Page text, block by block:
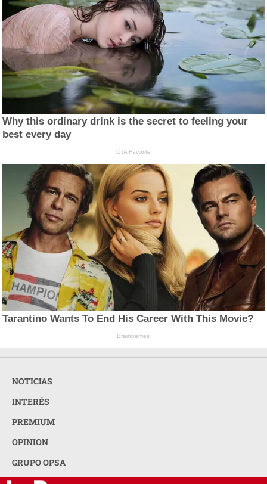
Why this ordinary drink is the secret to feeling your
best every day
CTA Favorite
Tarantino Wants To End His Career With This Movie?
Brainberries
NOTICIAS
INTERÉS
PREMIUM
OPINION
GRUPO OPSA